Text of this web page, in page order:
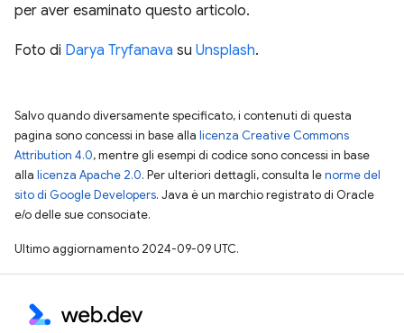
per aver esaminato questo articolo.
Foto di Darya Tryfanava su Unsplash.
Salvo quando diversamente specificato, i contenuti di questa
pagina sono concessi in base alla licenza Creative Commons
Attribution 4.0, mentre gli esempi di codice sono concessi in base
alla licenza Apache 2.0. Per ulteriori dettagli, consulta lenorme del
sito di Google Developers. Java è un marchio registrato di Oracle
e/o delle sue consociate.
Ultimo aggiornamento 2024-09-09 UTC.